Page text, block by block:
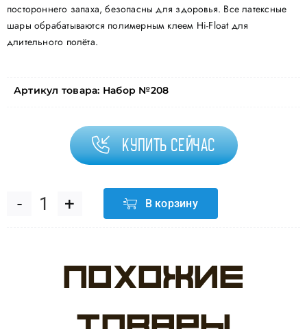
постороннего запаха, безопасны для здоровья. Все латексные
шары обрабатываются полимерным клеем Hi-Float для
длительного полёта.
Артикул товара: Набор №208
Купить сейчас
Количество
В корзину
Похожие